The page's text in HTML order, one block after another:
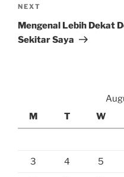
Next
Post
NEXT
Mengenal Lebih Dekat
Sekitar Saya
M
T W
3 4 5